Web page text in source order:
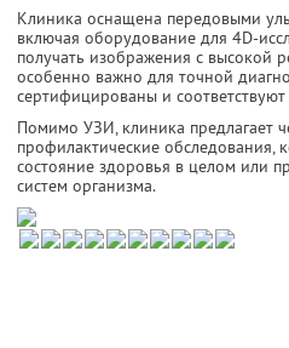
Клиника оснащена передовыми
включая оборудование для 4D-
получать изображения с высокой
особенно важно для точной
сертифицированы и
Помимо УЗИ, клиника предлагает
профилактические обследования,
состояние здоровья в целом или
систем организма.